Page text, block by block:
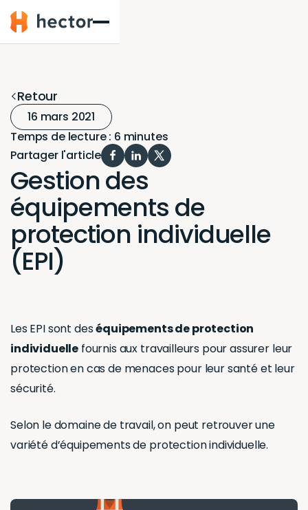
Hector
Retour
16 mars 2021
Temps de lecture : 6 minutes
Partager l'article
Gestion des
équipements de
protection individuelle
(EPI)
Les EPI sont deséquipements de protection
individuelle fournis aux travailleurs pour assurer leur
protection en cas de menaces pour leur santé et leur
sécurité.
Selon le domaine de travail, on peut retrouver une
variété d’équipements de protection individuelle.